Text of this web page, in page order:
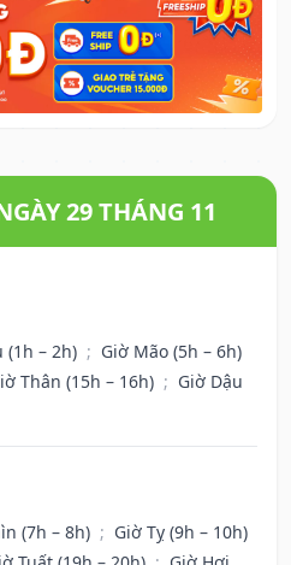
29 THÁNG 11
(1h – 2h) ; Giờ Mão (5h – 6h)
Thân (15h – 16h) ; Giờ Dậu
(7h – 8h) ; Giờ Tỵ (9h – 10h)